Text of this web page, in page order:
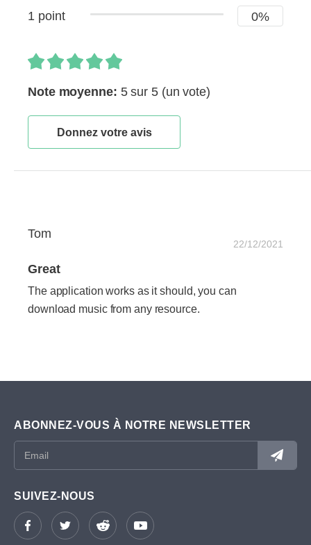
1 point 0%
Note moyenne: 5 sur 5 (un vote)
Donnez votre avis
Tom
22/12/2021
Great
The application works as it should, you can
download music from any resource.
ABONNEZ-VOUS À NOTRE NEWSLETTER
SUIVEZ-NOUS